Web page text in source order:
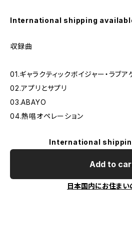
International shipping
収録曲
01.ギャラクティックボイジャー・ラブア
02.アプリとサプリ
03.ABAYO
04.熱唱オペレーション
International
Add to
日本国内にお住まい